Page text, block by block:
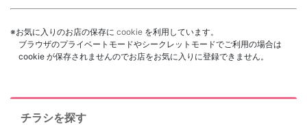
※お気に入りのお店の保存に cookie を利用しています。
ブラウザのプライベートモードやシークレットモードでご利用の場合は
cookie が保存されませんのでお店をお気に入りに登録できません。
チラシを探す